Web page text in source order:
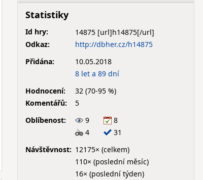
Statistiky
Id hry:
14875
Odkaz:
http://dbher.cz/h14875
Přidána:
10.05.2018
8 let a 89 dní
Hodnocení:
32 (70-95 %)
Komentářů:
5
Oblíbenost:
9
8
4
31
Návštěvnost: 12175× (celkem)
110× (poslední měsíc)
16× (poslední týden)